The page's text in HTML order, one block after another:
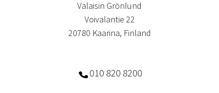
Valaisin Grönlund
Voivalantie 22
20780 Kaarina, Finland
010 820 8200